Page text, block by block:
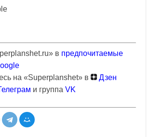
в предпочитаемые
на «Superplanshet» в
Дзен
и группа VK